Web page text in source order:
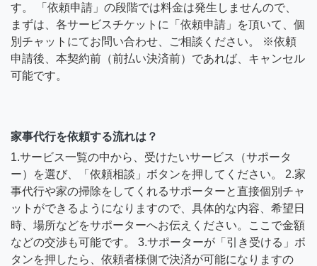
す。 「依頼申請」の段階では料金は発生しませんので、
まずは、各サービスチケットに「依頼申請」を頂いて、個
別チャットにてお問い合わせ、ご相談ください。 ※依頼
申請後、本契約前（前払い決済前）であれば、キャンセル
可能です。
家事代行を依頼する流れは？
1.サービス一覧の中から、受けたいサービス（サポータ
ー）を選び、「依頼相談」ボタンを押してください。 2.家
事代行や家の掃除をしてくれるサポーターと直接個別チャ
ットができるようになりますので、具体的な内容、希望日
時、場所などをサポーターへお伝えください。ここで金額
などの交渉も可能です。 3.サポーターが「引き受ける」ボ
タンを押したら、依頼者様側で決済が可能になりますの